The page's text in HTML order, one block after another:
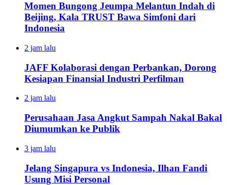
Momen Bungong Jeumpa Melantun Indah di
Beijing, Kala TRUST Bawa Simfoni dari
Indonesia
2 jam lalu
JAFF Kolaborasi dengan Perbankan, Dorong
Kesiapan Finansial Industri Perfilman
2 jam lalu
Perusahaan Jasa Angkut Sampah Nakal Bakal
Diumumkan ke Publik
3 jam lalu
Jelang Singapura vs Indonesia, Ilhan Fandi
Usung Misi Personal